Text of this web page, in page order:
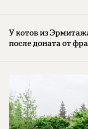
У котов из
после доната от